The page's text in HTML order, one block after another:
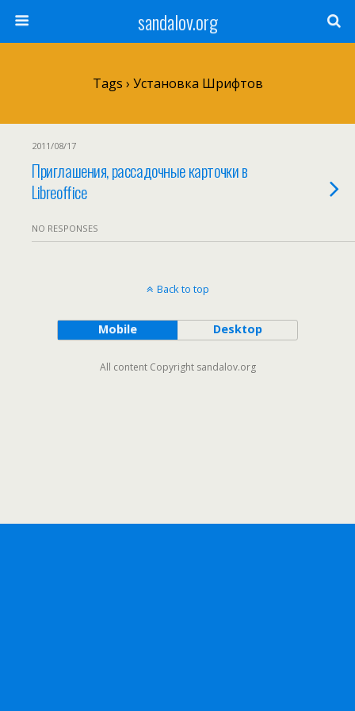
sandalov.org
Tags › Установка Шрифтов
2011/08/17
Приглашения, рассадочные карточки в
Libreoffice
NO RESPONSES
Back to top
Mobile Desktop
All content Copyright sandalov.org